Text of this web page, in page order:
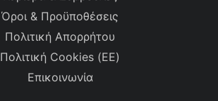
Όροι & Προϋποθέσεις
Πολιτική Απορρήτου
Πολιτική Cookies (ΕΕ)
Επικοινωνία